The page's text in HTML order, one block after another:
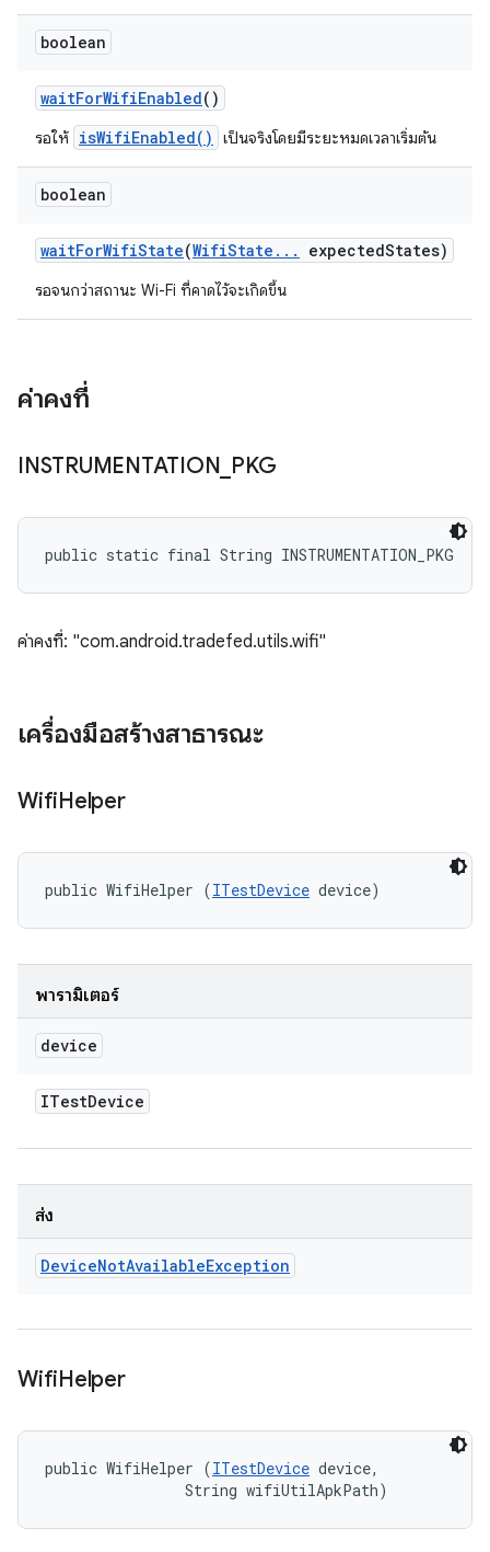
boolean
waitForWifiEnabled()
รอให้ isWifiEnabled() เป็นจริงโดยมีระยะหมดเวลาเริ่มต้น
boolean
waitForWifiState(WifiState . . . expectedStates)
รอจนกว่าสถานะ Wi-Fi ที่คาดไว้จะเกิดขึ้น
ค่าคงที่
INSTRUMENTATION PKG
public static final String INSTRUMENTATION_PKG
ค่าคงที่: "com.android.tradefed.utils.wifi"
เครื่องมือสร้างสาธารณะ
WifiHelper
public WifiHelper (ITestDevice device)
พารามิเตอร์
device
ITestDevice
ส่ง
DeviceNotAvailableException
WifiHelper
public WifiHelper (ITestDevice device,
                String wifiUtilApkPath)